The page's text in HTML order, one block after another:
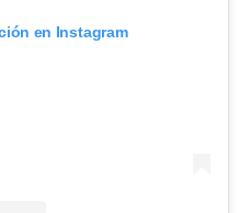
en Instagram